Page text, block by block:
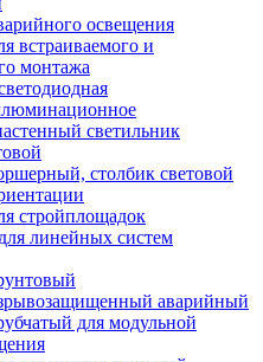
освещения
встраиваемого и
монтажа
светильник
столбик световой
стройплощадок
линейных систем
аварийный
для модульной